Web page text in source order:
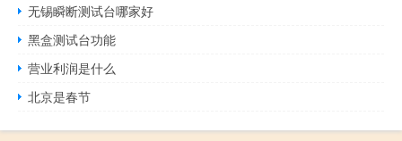
无锡瞬断测试台哪家好
黑盒测试台功能
营业利润是什么
北京是春节